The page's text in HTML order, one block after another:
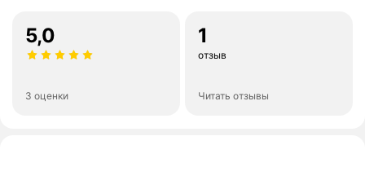
5,0
3 оценки
1
отзыв
Читать отзывы